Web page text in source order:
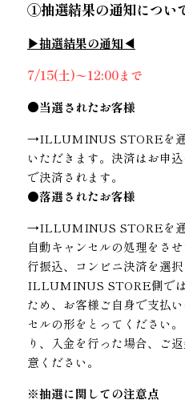
①抽選結果の通知につい
▶︎抽選結果の通知◀
7/15(土)〜12:00まで
●当選されたお客様
→ILLUMINUS STOREを通
いただきます。決済はお申
で決済されます。
●落選されたお客様
→ILLUMINUS STOREを通
自動キャンセルの処理をさ
行振込、コンビニ決済を選択
ILLUMINUS STORE側で
ため、お客様ご自身で支払
セルの形をとってください
り、入金を行った場合、ご
意ください。
※抽選に関しての注意点